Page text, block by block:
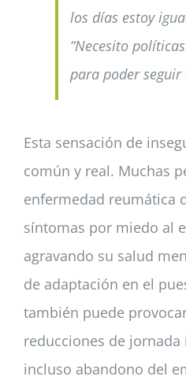
los días estoy
“Necesito
para poder seguir
Esta sensación de
común y real. Muchas
enfermedad reumática
síntomas por miedo al
agravando su salud
de adaptación en el
también puede
reducciones de
incluso abandono del